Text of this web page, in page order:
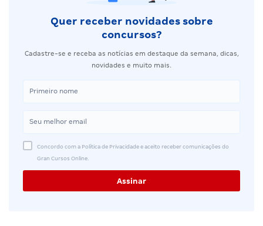
Quer receber novidades sobre
concursos?
Cadastre-se e receba as notícias em destaque da semana, dicas,
novidades e muito mais.
Concordo com a Política de Privacidade e aceito receber comunicações do
Gran Cursos Online.